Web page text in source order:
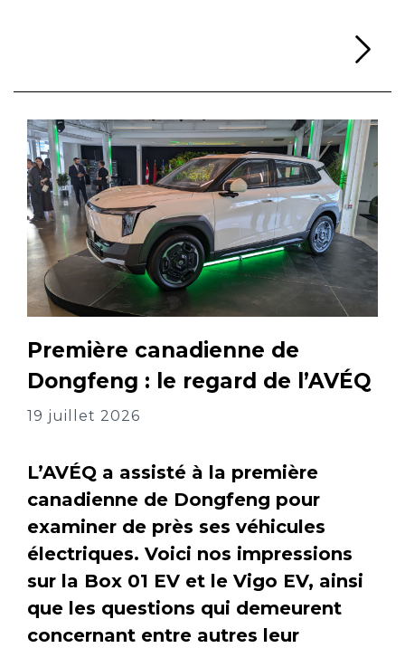
Première canadienne de
Dongfeng : le regard de l’AVÉQ
19 juillet 2026
L’AVÉQ a assisté à la première
canadienne de Dongfeng pour
examiner de près ses véhicules
électriques. Voici nos impressions
sur la Box 01 EV et le Vigo EV, ainsi
que les questions qui demeurent
concernant entre autres leur